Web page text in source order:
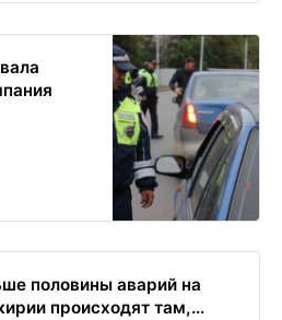
на дорогах.
половины аварий на
происходят там,...